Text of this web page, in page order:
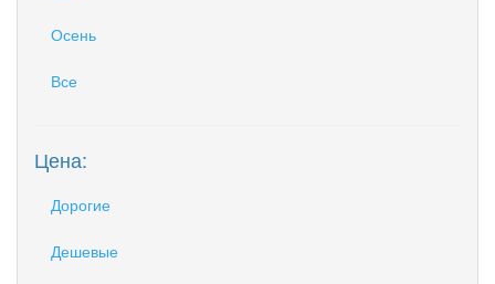
Осень
Все
Цена:
Дорогие
Дешевые